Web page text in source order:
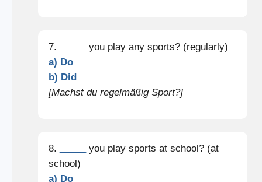
7.
you play any sports? (regularly)
a) Do
b) Did
[Machst du regelmäßig Sport?]
8.
you play sports at school? (at
school)
a) Do